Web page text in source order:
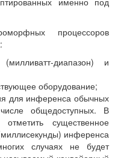
процессоров
(милливатт-диапазон) и
оборудование;
для инференса обычных
общедоступных. В
существенное
инференса
случаях не будет